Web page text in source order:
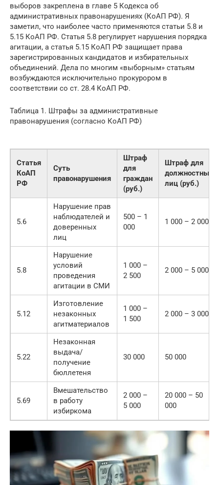
выборов закреплена в главе 5 Кодекса об
административных правонарушениях (КоАП РФ). Я
заметил, что наиболее часто применяются статьи 5.8 и
5.15 КоАП РФ. Статья 5.8 регулирует нарушения порядка
агитации, а статья 5.15 КоАП РФ защищает права
зарегистрированных кандидатов и избирательных
объединений. Дела по многим «выборным» статьям
возбуждаются исключительно прокурором в
соответствии со ст. 28.4 КоАП РФ.
Таблица 1. Штрафы за административные
правонарушения (согласно КоАП РФ)
Статья
КоАП
РФ
Суть
правонарушения
Штраф
для
граждан
(руб.)
Штраф для
должностных
лиц (руб.)
5.6
Нарушение прав
наблюдателей и
доверенных
лиц
500 – 1
000
1 000 – 2 000
5.8
Нарушение
условий
проведения
агитации в СМИ
1 000 –
2 500
2 000 – 5 000
5.12
Изготовление
незаконных
агитматериалов
1 000 –
1 500
2 000 – 3 000
5.22
Незаконная
выдача/
получение
бюллетеня
30 000 50 000
5.69
Вмешательство
в работу
избиркома
2 000 –
5 000
20 000 – 50
000